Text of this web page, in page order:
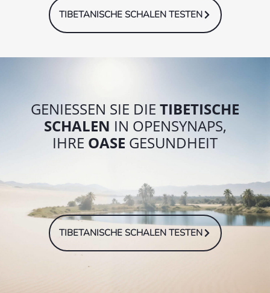
TIBETANISCHE SCHALEN TESTEN
GENIESSEN SIE DIE TIBETISCHE
SCHALEN IN OPENSYNAPS,
IHRE OASE GESUNDHEIT
TIBETANISCHE SCHALEN TESTEN